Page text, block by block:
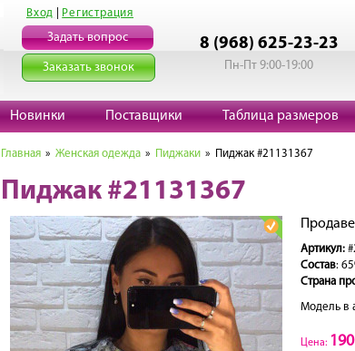
Вход Регистрация
Задать вопрос
Заказать звонок
8 (968) 625-23-23
Пн-Пт 9:00-19:00
Новинки Поставщики Таблица размеров
Главная » Женская одежда » Пиджаки » Пиджак #21131367
Пиджак #21131367
Артикул:
Состав:
Страна
Модель в
Цена: 190